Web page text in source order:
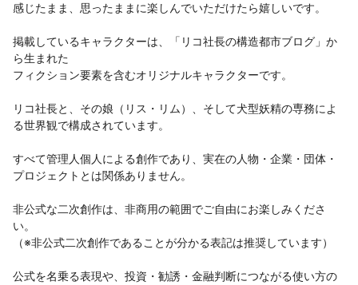
感じたまま、思ったままに楽しんでいただけたら嬉しいです。
掲載しているキャラクターは、「リコ社長の構造都市ブログ」か
ら生まれた
フィクション要素を含むオリジナルキャラクターです。
リコ社長と、その娘（リス・リム）、そして犬型妖精の専務によ
る世界観で構成されています。
すべて管理人個人による創作であり、実在の人物・企業・団体・
プロジェクトとは関係ありません。
非公式な二次創作は、非商用の範囲でご自由にお楽しみくださ
い。
（※非公式二次創作であることが分かる表記は推奨しています）
公式を名乗る表現や、投資・勧誘・金融判断につながる使い方の